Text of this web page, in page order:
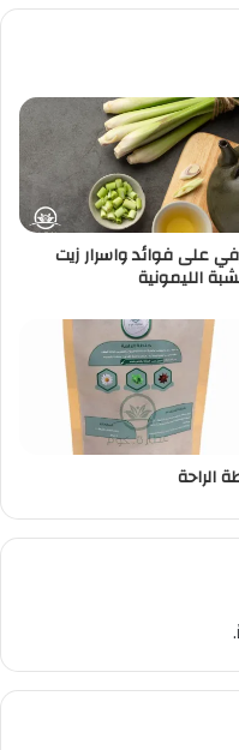
على فوائد واسرار زيت
الليمونية
الراحة